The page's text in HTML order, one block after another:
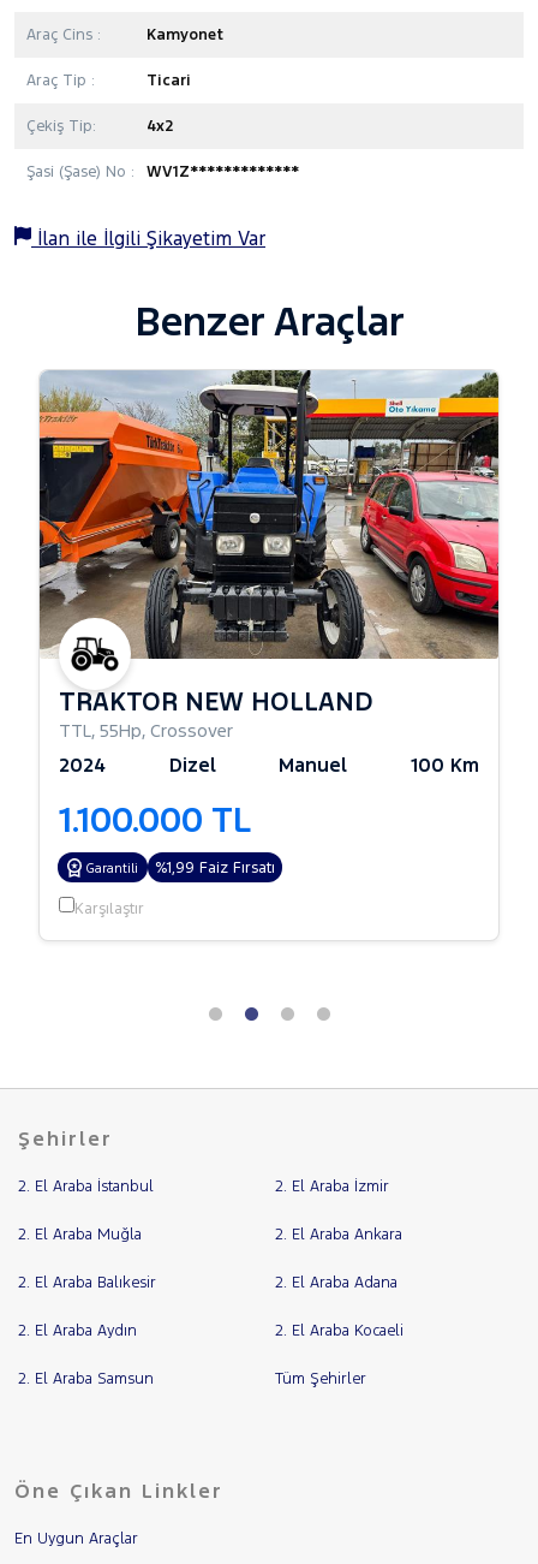
Araç Cins : Kamyonet
Araç Tip : Ticari
Çekiş Tip: 4x2
Şasi (Şase) No : WV1Z*************
İlan ile İlgili Şikayetim Var
Benzer Araçlar
TRAKTÖR NEW HOLLAND
TTL, 55Hp, Crossover
2024 Dizel Manuel 100 Km
1.100.000 TL
Garantili %1,99 Faiz Fırsatı
Karşılaştır
Şehirler
2. El Araba İstanbul 2. El Araba İzmir
2. El Araba Muğla 2. El Araba Ankara
2. El Araba Balıkesir 2. El Araba Adana
2. El Araba Aydın 2. El Araba Kocaeli
2. El Araba Samsun Tüm Şehirler
Öne Çıkan Linkler
En Uygun Araçlar